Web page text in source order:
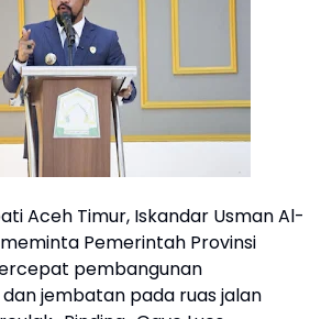
Aceh Timur, Iskandar Usman Al-
meminta Pemerintah Provinsi
pembangunan
jembatan pada ruas jalan